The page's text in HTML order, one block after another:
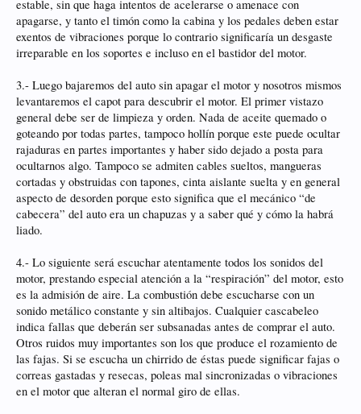
estable, sin que haga intentos de acelerarse o amenace con
apagarse, y tanto el timón como la cabina y los pedales deben estar
exentos de vibraciones porque lo contrario significaría un desgaste
irreparable en los soportes e incluso en el bastidor del motor.
3.- Luego bajaremos del auto sin apagar el motor y nosotros mismos
levantaremos el capot para descubrir el motor. El primer vistazo
general debe ser de limpieza y orden. Nada de aceite quemado o
goteando por todas partes, tampoco hollín porque este puede ocultar
rajaduras en partes importantes y haber sido dejado a posta para
ocultarnos algo. Tampoco se admiten cables sueltos, mangueras
cortadas y obstruidas con tapones, cinta aislante suelta y en general
aspecto de desorden porque esto significa que el mecánico “de
cabecera” del auto era un chapuzas y a saber qué y cómo la habrá
liado.
4.- Lo siguiente será escuchar atentamente todos los sonidos del
motor, prestando especial atención a la “respiración” del motor, esto
es la admisión de aire. La combustión debe escucharse con un
sonido metálico constante y sin altibajos. Cualquier cascabeleo
indica fallas que deberán ser subsanadas antes de comprar el auto.
Otros ruidos muy importantes son los que produce el rozamiento de
las fajas. Si se escucha un chirrido de éstas puede significar fajas o
correas gastadas y resecas, poleas mal sincronizadas o vibraciones
en el motor que alteran el normal giro de ellas.